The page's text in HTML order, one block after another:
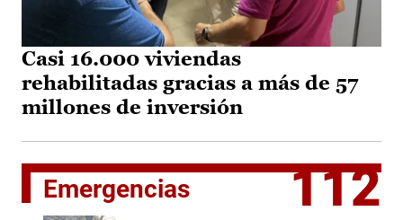
Casi 16.000 viviendas
rehabilitadas gracias a más de 57
millones de inversión
Emergencias 112